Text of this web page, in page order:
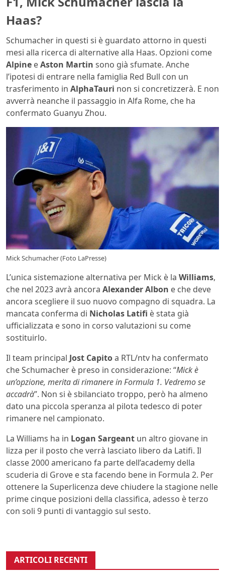
Haas?
Schumacher in questi si è guardato attorno in questi
mesi alla ricerca di alternative alla Haas. Opzioni come
Alpine eAston Martin sono già sfumate. Anche
l’ipotesi di entrare nella famiglia Red Bull con un
trasferimento in AlphaTauri non si concretizzerà. E non
avverrà neanche il passaggio in Alfa Rome, che ha
confermato Guanyu Zhou.
Mick Schumacher (Foto LaPresse)
L’unica sistemazione alternativa per Mick è la Williams,
che nel 2023 avrà ancora Alexander Albon e che deve
ancora scegliere il suo nuovo compagno di squadra. La
mancata conferma di Nicholas Latifi è stata già
ufficializzata e sono in corso valutazioni su come
sostituirlo.
Il team principal Jost Capitoa RTL/ntv ha confermato
che Schumacher è preso in considerazione: “Mick è
un’opzione, merita di rimanere in Formula 1. Vedremo se
accadrà”. Non si è sbilanciato troppo, però ha almeno
dato una piccola speranza al pilota tedesco di poter
rimanere nel campionato.
La Williams ha in Logan Sargeant un altro giovane in
lizza per il posto che verrà lasciato libero da Latifi. Il
classe 2000 americano fa parte dell’academy della
scuderia di Grove e sta facendo bene in Formula 2. Per
ottenere la Superlicenza deve chiudere la stagione nelle
prime cinque posizioni della classifica, adesso è terzo
con soli 9 punti di vantaggio sul sesto.
ARTICOLI RECENTI